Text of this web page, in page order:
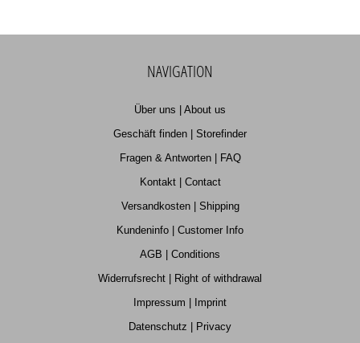
NAVIGATION
Über uns | About us
Geschäft finden | Storefinder
Fragen & Antworten | FAQ
Kontakt | Contact
Versandkosten | Shipping
Kundeninfo | Customer Info
AGB | Conditions
Widerrufsrecht | Right of withdrawal
Impressum | Imprint
Datenschutz | Privacy